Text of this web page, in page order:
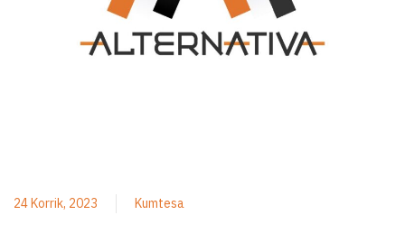
24 Korrik, 2023 Kumtesa